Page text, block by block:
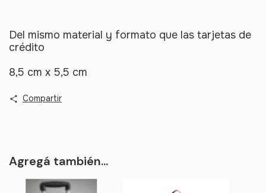
Del mismo material y formato que las tarjetas de
crédito
8,5 cm x 5,5 cm
Compartir
Agregá también...